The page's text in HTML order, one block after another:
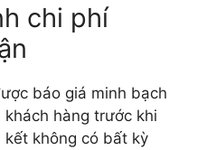
chi phí
báo giá minh bạch
hàng trước khi
kết không có bất kỳ